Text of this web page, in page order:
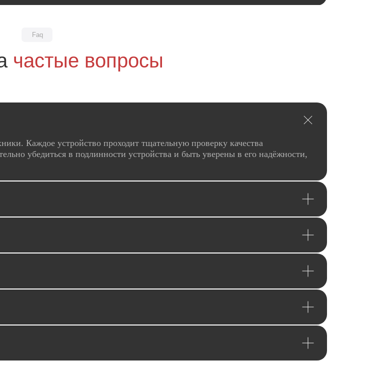
частые вопросы
Faq
Каждое устройство проходит тщательную проверку качества
убедиться в подлинности устройства и быть уверены в его надёжности,